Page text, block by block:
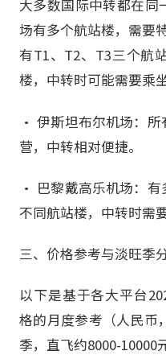
大多数国际中转都在同
场有多个航站楼，需要
有T1、T2、T3三个航
楼，中转时可能需要乘
• 伊斯坦布尔机场：
营，中转相对便捷。
• 巴黎戴高乐机场：
不同航站楼，中转时需
三、价格参考与淡旺季
以下是基于各大平台
格的月度参考（人民
季，直飞约8000-10000